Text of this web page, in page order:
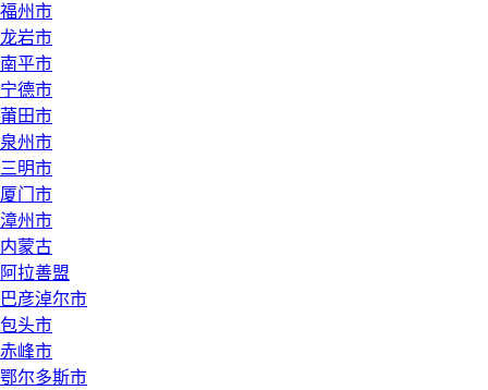
福州市
龙岩市
南平市
宁德市
莆田市
泉州市
三明市
厦门市
漳州市
内蒙古
阿拉善盟
巴彦淖尔市
包头市
赤峰市
鄂尔多斯市